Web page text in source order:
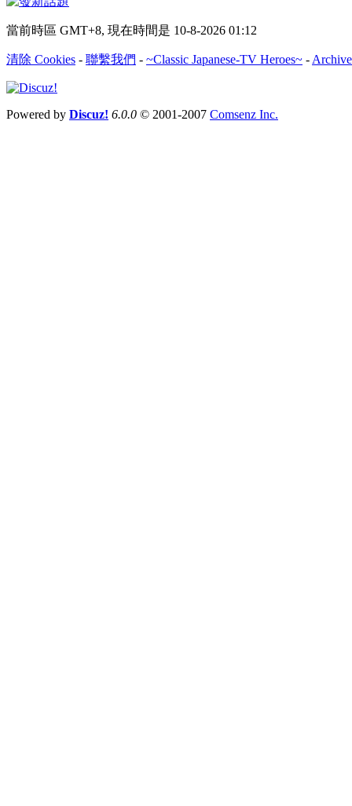
當前時區 GMT+8, 現在時間是 10-8-2026 01:12
清除 Cookies - 聯繫我們 - ~Classic Japanese-TV Heroes~ -
Powered by Discuz! 6.0.0 © 2001-2007 Comsenz Inc.